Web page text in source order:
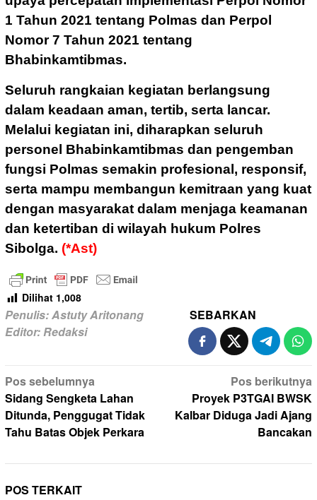
1 Tahun 2021 tentang Polmas dan Perpol
Nomor 7 Tahun 2021 tentang
Bhabinkamtibmas.
Seluruh rangkaian kegiatan berlangsung
dalam keadaan aman, tertib, serta lancar.
Melalui kegiatan ini, diharapkan seluruh
personel Bhabinkamtibmas dan pengemban
fungsi Polmas semakin profesional, responsif,
serta mampu membangun kemitraan yang kuat
dengan masyarakat dalam menjaga keamanan
dan ketertiban di wilayah hukum Polres
Sibolga. (*Ast)
Dilihat 1,008
Penulis: Astuty Aritonang
Editor: Redaksi
SEBARKAN
Navigasi
pos
Pos sebelumnya
Sidang Sengketa Lahan
Ditunda, Penggugat Tidak
Tahu Batas Objek Perkara
Pos berikutnya
Proyek P3TGAI BWSK
Kalbar Diduga Jadi Ajang
Bancakan
POS TERKAIT